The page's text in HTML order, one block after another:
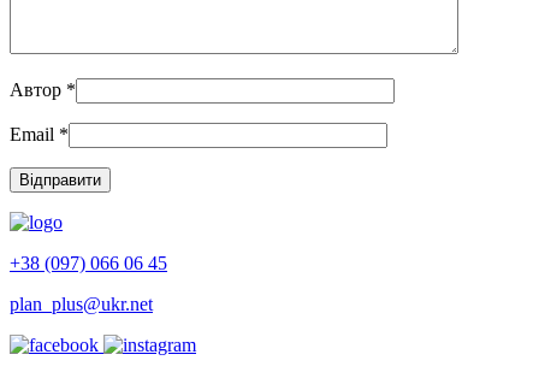
Автор *
Email *
+38 (097) 066 06 45
plan_plus@ukr.net